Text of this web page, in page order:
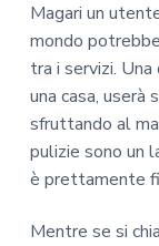
Magari un
mondo
tra i servizi.
una casa, userà
sfruttando al
pulizie sono un
è prettamente
Mentre se si